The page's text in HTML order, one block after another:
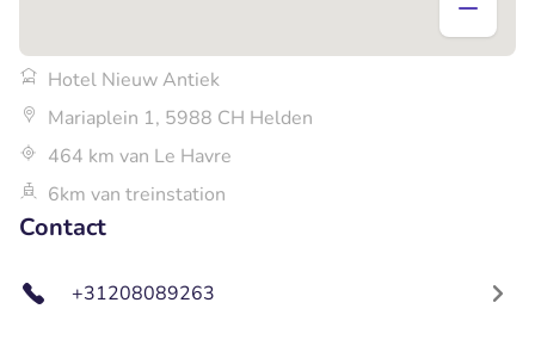
Hotel Nieuw Antiek
Mariaplein 1, 5988 CH Helden
464 km van Le Havre
6km van treinstation
Contact
+31208089263